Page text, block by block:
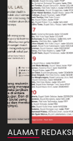
ALAMAT REDAKSI